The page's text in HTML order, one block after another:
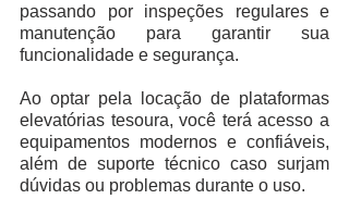
passando por inspeções regulares e
manutenção para garantir sua
funcionalidade e segurança.
Ao optar pela locação de plataformas
elevatórias tesoura, você terá acesso a
equipamentos modernos e confiáveis,
além de suporte técnico caso surjam
dúvidas ou problemas durante o uso.